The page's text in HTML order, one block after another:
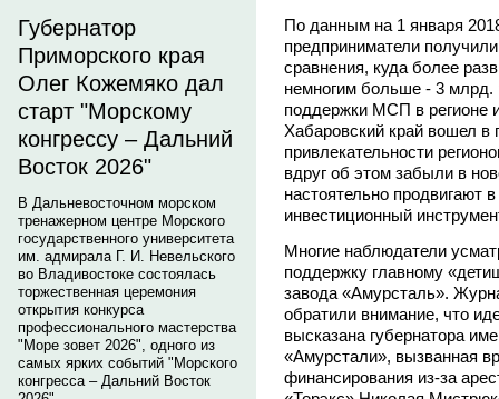
Губернатор
Приморского края
Олег Кожемяко дал
старт "Морскому
конгрессу – Дальний
Восток 2026"
В Дальневосточном морском
тренажерном центре Морского
государственного университета
им. адмирала Г. И. Невельского
во Владивостоке состоялась
торжественная церемония
открытия конкурса
профессионального мастерства
"Море зовет 2026", одного из
самых ярких событий "Морского
конгресса – Дальний Восток
По данным на 1 января
предприниматели
сравнения, куда более
немногим больше - 3
поддержки МСП в регионе
Хабаровский край вошел в
привлекательности
вдруг об этом забыли в
настоятельно продвигают
инвестиционный
Многие наблюдатели
поддержку главному
завода «Амурсталь».
обратили внимание, что
высказана губернатора
«Амурстали», вызванная
финансирования из-за